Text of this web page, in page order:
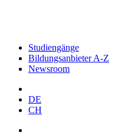
Studiengänge
Bildungsanbieter A-Z
Newsroom
DE
CH